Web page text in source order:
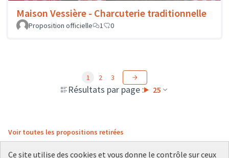
Maison Vessière - Charcuterie traditionnelle
Proposition officielle 1 0
Résultats par page : 25
1 2 3
Voir toutes les propositions retirées
Ce site utilise des cookies et vous donne le contrôle sur ceux